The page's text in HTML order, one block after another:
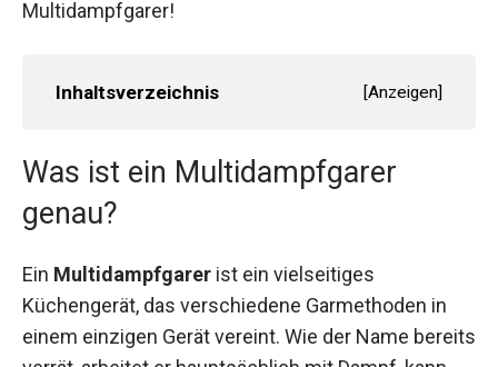
Multidampfgarer!
Inhaltsverzeichnis [Anzeigen]
Was ist ein Multidampfgarer
genau?
Ein Multidampfgarer ist ein vielseitiges
Küchengerät, das verschiedene Garmethoden in
einem einzigen Gerät vereint. Wie der Name bereits